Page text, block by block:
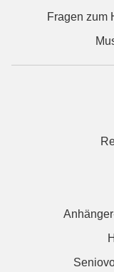
Fragen zum